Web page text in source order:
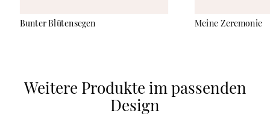
Bunter Blütensegen Meine Zeremonie
Weitere Produkte im passenden
Design